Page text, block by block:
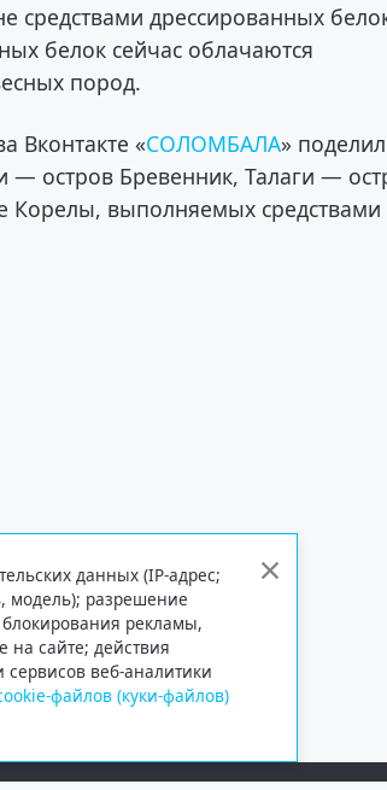
средствами дрессированных
белок сейчас облачаются
пород.
Вконтакте «СОЛОМБАЛА»
— остров Бревенник, Талаги —
Корелы, выполняемых средствами
данных (IP-адрес;
модель); разрешение
рекламы,
на сайте; действия
сервисов веб-аналитики
файлов (куки-файлов)